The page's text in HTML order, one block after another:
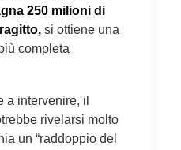
250 milioni di
si ottiene una
completa
a intervenire, il
rivelarsi molto
un “raddoppio del